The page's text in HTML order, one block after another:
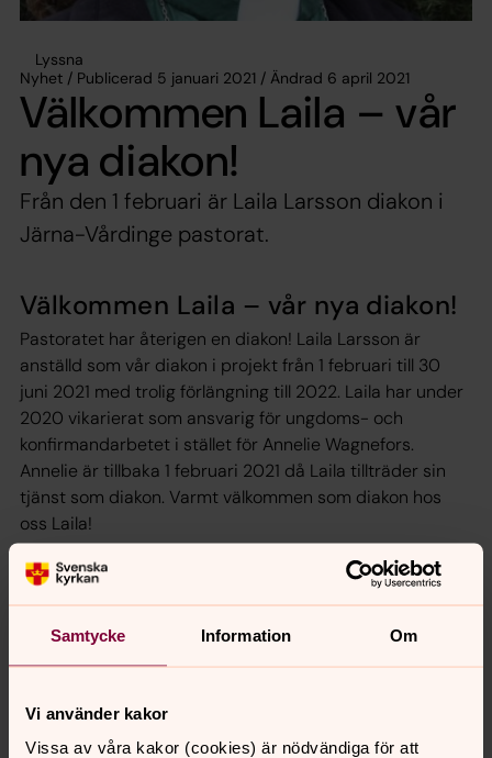
Samtycke Information Om
Vi använder kakor
Vissa av våra kakor (cookies) är nödvändiga för att
Lyssna
Nyhet / Publicerad 5 januari 2021 / Ändrad 6 april 2021
Välkommen Laila – vår
nya diakon!
Från den 1 februari är Laila Larsson diakon i
Järna-Vårdinge pastorat.
Välkommen Laila – vår nya diakon!
Pastoratet har återigen en diakon! Laila Larsson är
anställd som vår diakon i projekt från 1 februari till 30
juni 2021 med trolig förlängning till 2022. Laila har under
2020 vikarierat som ansvarig för ungdoms- och
konfirmandarbetet i stället för Annelie Wagnefors.
Annelie är tillbaka 1 februari 2021 då Laila tillträder sin
tjänst som diakon. Varmt välkommen som diakon hos
oss Laila!
Synpunkter eller frågor på sidans
innehåll?